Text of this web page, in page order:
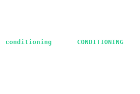
conditioning CONDITIONING